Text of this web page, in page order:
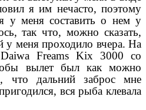
я им нечасто, поэтому
у меня составить о нем у
так что, можно сказать,
у меня проходило вчера. На
Daiwa Freams Kix 3000 cо
вылет был как можно
что дальний заброс мне
вся рыба клевала